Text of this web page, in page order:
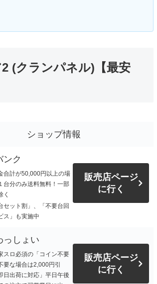
(クランパネル)【最安
ショップ情報
ンク
合計が50,000円以上の場
台分のみ送料無料！一部
く
セット割」、「不要台回
ス」も実施中
販売店ページ
に行く
っしょい
スロ必須の「コイン不要
要な場合は2,000円引
日出荷に対応」平日午後
販売店ページ
に行く